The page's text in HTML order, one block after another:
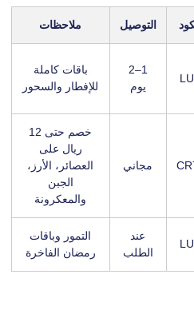
التوصيل ملاحظات
1–2
يوم
باقات كاملة
للإفطار والسحور
مجاني
خصم حتى 12
ريال على
العصائر، الأرز،
الجبن
والمعكرونة
عند
الطلب
التمور وباقات
رمضان الفاخرة